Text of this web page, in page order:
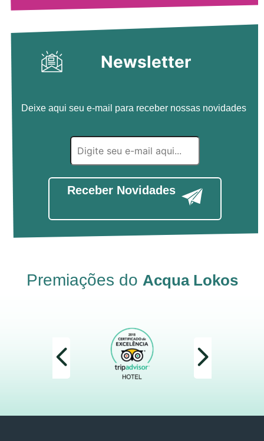
Newsletter
Deixe aqui seu e-mail para receber nossas novidades
Receber Novidades
Premiações do Acqua Lokos